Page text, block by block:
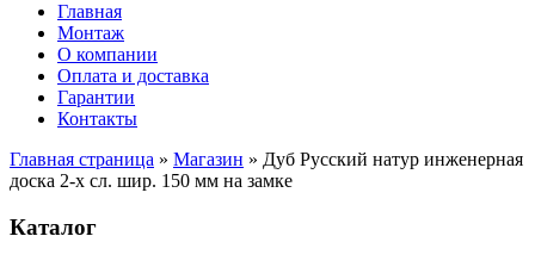
Главная
Монтаж
О компании
Оплата и доставка
Гарантии
Контакты
Главная страница » Магазин » Дуб Русский натур инженерная
доска 2-х сл. шир. 150 мм на замке
Каталог